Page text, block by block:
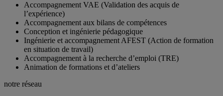
Accompagnement VAE (Validation des acquis de
l’expérience)
Accompagnement aux bilans de compétences
Conception et ingénierie pédagogique
Ingénierie et accompagnement AFEST (Action de formation
en situation de travail)
Accompagnement à la recherche d’emploi (TRE)
Animation de formations et d’ateliers
notre réseau